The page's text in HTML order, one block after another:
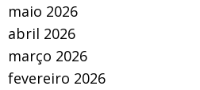
maio 2026
abril 2026
março 2026
fevereiro 2026